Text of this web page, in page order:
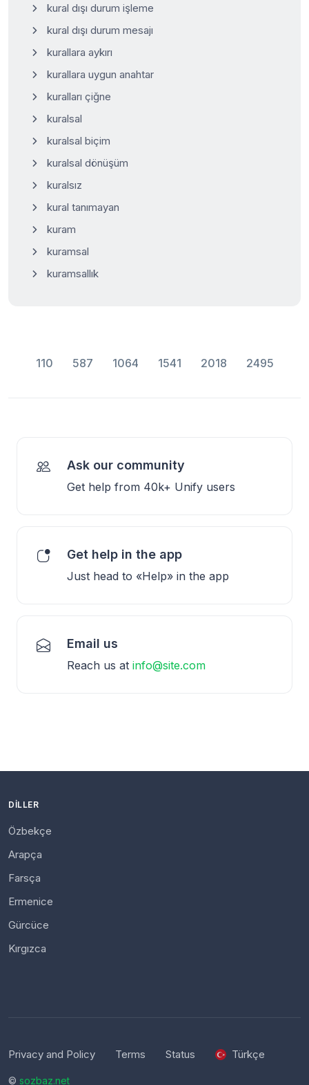
kural dışı durum işleme
kural dışı durum mesajı
kurallara aykırı
kurallara uygun anahtar
kuralları çiğne
kuralsal
kuralsal biçim
kuralsal dönüşüm
kuralsız
kural tanımayan
kuram
kuramsal
kuramsallık
110 587 1064 1541 2018 2495
Ask our community
Get help from 40k+ Unify users
Get help in the app
Just head to «Help» in the app
Email us
Reach us at info@site.com
DILLER
Özbekçe
Arapça
Farsça
Ermenice
Gürcüce
Kırgızca
Privacy and Policy Terms Status Türkçe
© sozbaz.net